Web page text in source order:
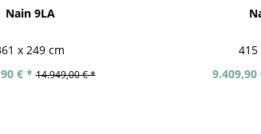
Nain 9LA
x 249 cm
€ * 14.949,00 € *
415
9.409,90